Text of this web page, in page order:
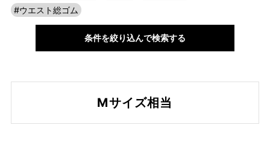
#ウエスト総ゴム
条件を絞り込んで検索する
Mサイズ相当
指定なし
ブラック系